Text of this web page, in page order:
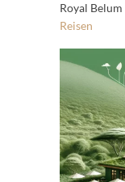
Royal Belum
Reisen